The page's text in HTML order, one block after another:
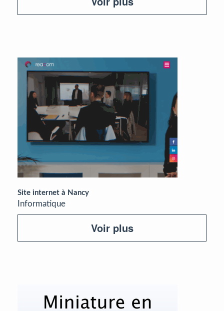
Site internet à Nancy
Informatique
Voir plus